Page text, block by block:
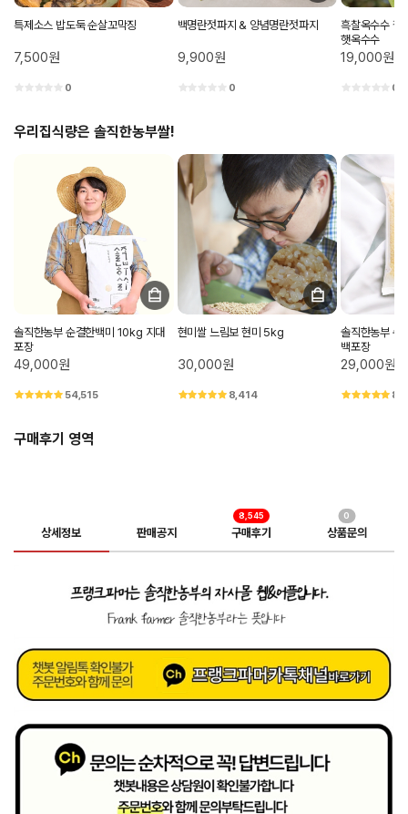
특제소스 밥도둑 순살꼬막징
7,500원
0
백명란젓파지 & 양념명란젓파지
9,900원
0
흑찰옥수수 찰
햇옥수수
19,000원
0
우리집식량은 솔직한농부쌀!
솔직한농부 순결한백미 10kg 지대
포장
49,000원
54,515
현미쌀 느림보 현미 5kg
30,000원
8,414
솔직한농부 순
백포장
29,000원
구매후기 영역
상세정보 판매공지 구매후기
8,545
상품문의
0